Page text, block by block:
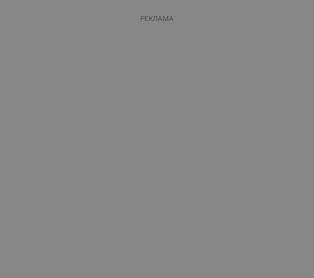
РЕКЛАМА